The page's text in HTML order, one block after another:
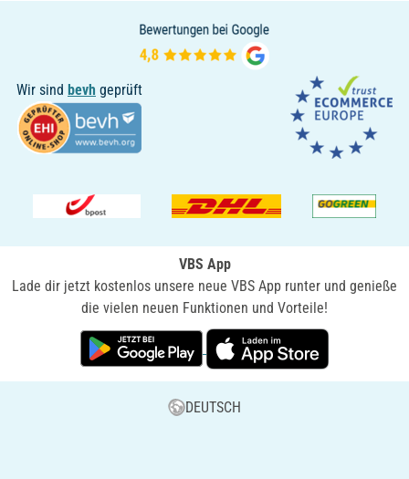
Wir sind bevh geprüft
VBS App
Lade dir jetzt kostenlos unsere neue VBS App runter und genieße
die vielen neuen Funktionen und Vorteile!
DEUTSCH